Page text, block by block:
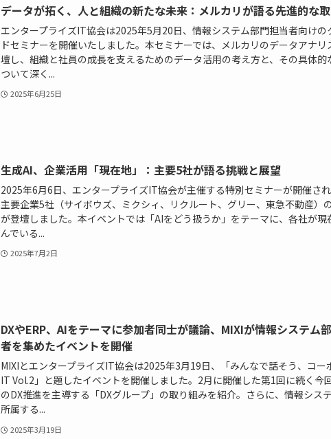
データが拓く、人と組織の新たな未来：メルカリが語る先進的な
エンタープライズIT協会は2025年5月20日、情報システム部門担当者向けの
ドセミナーを開催いたしました。本セミナーでは、メルカリのデータアナリ
壇し、組織と社員の成長を支えるためのデータ活用の考え方と、その具体的
ついて深く...
2025年6月25日
生成AI、企業活用「現在地」：主要5社が語る挑戦と展望
2025年6月6日、エンタープライズIT協会が主催する特別セミナーが開催さ
主要企業5社（サイボウズ、ミクシィ、リクルート、グリー、東急不動産）
が登壇しました。本イベントでは「AIをどう扱うか」をテーマに、各社が現
んでいる...
2025年7月2日
DXやERP、AIをテーマに参加者同士が議論、MIXIが情報システム
者を集めたイベントを開催
MIXIとエンタープライズIT協会は2025年3月19日、「みんなで話そう、コー
IT Vol.2」と題したイベントを開催しました。2月に開催した第1回に続く今
のDX推進を主導する「DXグループ」の取り組みを紹介。さらに、情報シス
所属する...
2025年3月19日